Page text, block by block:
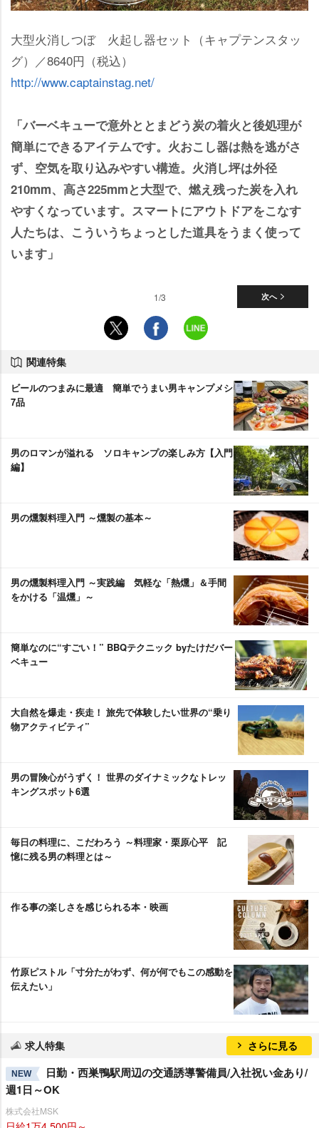
大型火消しつぼ 火起し器セット（キャプテンスタッ
グ）／8640円（税込）
http://www.captainstag.net/
「バーベキューで意外ととまどう炭の着火と後処理が
簡単にできるアイテムです。火おこし器は熱を逃がさ
ず、空気を取り込みやすい構造。火消し坪は外径
210mm、高さ225mmと大型で、燃え残った炭を入れ
すくなっています。スマートにアウトドアをこなす
人たちは、こういうちょっとした道具をうまく使って
います」
次へ
1/3
関連特集
ビールのつまみに最適 簡単でうまい男キャンプメシ
7品
男のロマンが溢れる ソロキャンプの楽しみ方【入門
編】
男の燻製料理入門 ～燻製の基本～
男の燻製料理入門 ～実践編 気軽な「熱燻」＆手間
をかける「温燻」～
簡単なのに“すごい！” BBQテクニック byたけだバー
ベキュー
大自然を爆走・疾走！ 旅先で体験したい世界の“乗り
物アクティビティ”
男の冒険心がうずく！ 世界のダイナミックなトレッ
キングスポット6選
毎日の料理に、こだわろう ～料理家・栗原心平 記
憶に残る男の料理とは～
作る事の楽しさを感じられる本・映画
竹原ピストル「寸分たがわず、何が何でもこの感動を
伝えたい」
求人特集 さらに見る
NEW
日勤・西巣鴨駅周辺の交通誘導警備員/入社祝い金あり/
週1日～OK
株式会社MSK